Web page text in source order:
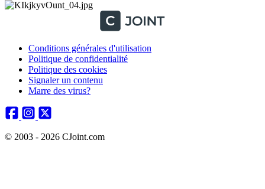
Conditions générales d'utilisation
Politique de confidentialité
Politique des cookies
Signaler un contenu
Marre des virus?
© 2003 - 2026 CJoint.com